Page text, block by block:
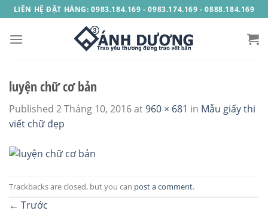
Skip
to
content
LIÊN HỆ ĐẶT HÀNG: 0983.184.169 - 0983.174.169 - 0888.184.169
luyện chữ cơ bản
Published 2 Tháng 10, 2016at960 × 681 in Mẫu giấy thi
viết chữ đẹp
Trackbacks are closed, but you can post a comment.
← Trước